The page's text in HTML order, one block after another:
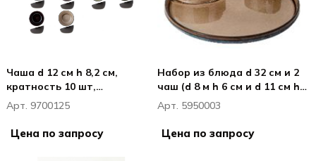
Чаша d 12 см h 8,2 см,
кратность 10 шт,
STREETFOOD
Арт. 9700125
Цена по запросу
Набор из блюда d 32 см и 2
чаш (d 8 м h 6 см и d 11 см h
6 см), Кинтана Амбер /
Quintana Amber
Арт. 5950003
Цена по запросу